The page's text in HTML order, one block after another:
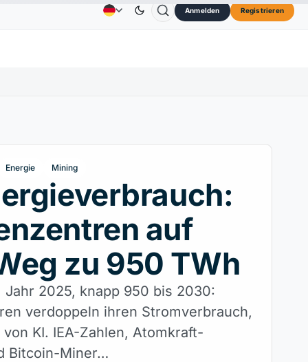
0,3264 $ ↓0.30% DogecoinDOGE 0,0707 $↑2.40%
Kontakt Über Anmelden Registrieren
Energie Mining
auf
zu 950 TWh
Jahr 2025, knapp 950 bis 2030:
verdoppeln ihren Stromverbrauch,
KI. IEA-Zahlen, Atomkraft-
Bitcoin-Miner…